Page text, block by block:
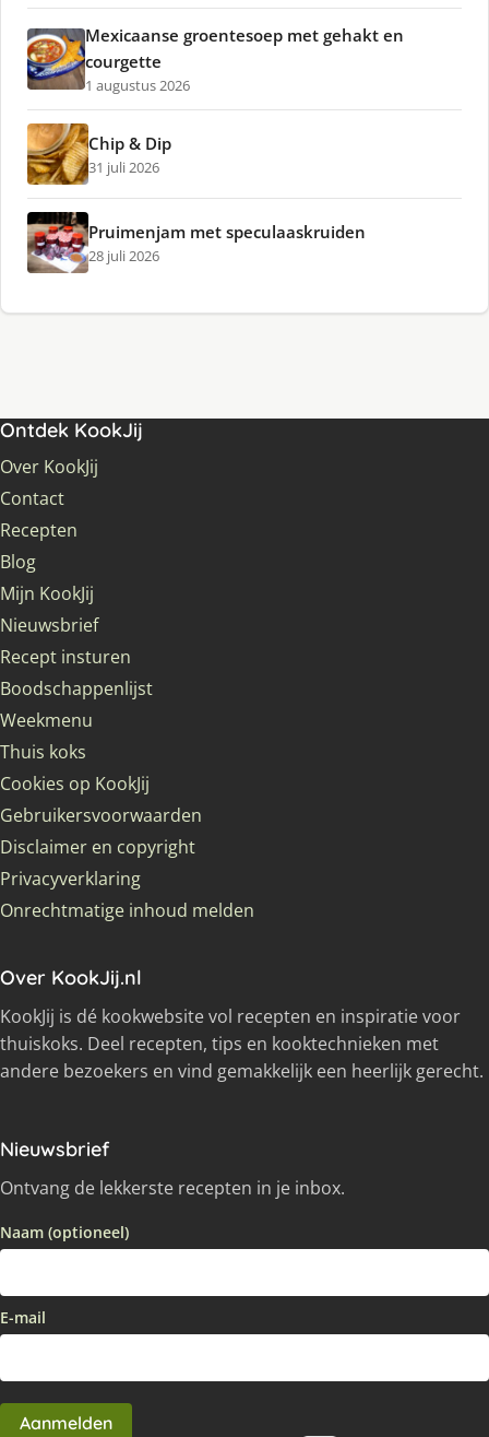
Mexicaanse groentesoep met gehakt en
courgette
1 augustus 2026
Chip & Dip
31 juli 2026
Pruimenjam met speculaaskruiden
28 juli 2026
Ontdek KookJij
Over KookJij
Contact
Recepten
Blog
Mijn KookJij
Nieuwsbrief
Recept insturen
Boodschappenlijst
Weekmenu
Thuis koks
Cookies op KookJij
Gebruikersvoorwaarden
Disclaimer en copyright
Privacyverklaring
Onrechtmatige inhoud melden
Over KookJij.nl
KookJij is dé kookwebsite vol recepten en inspiratie voor
thuiskoks. Deel recepten, tips en kooktechnieken met
andere bezoekers en vind gemakkelijk een heerlijk gerecht.
Nieuwsbrief
Ontvang de lekkerste recepten in je inbox.
Naam (optioneel)
E-mail
Aanmelden